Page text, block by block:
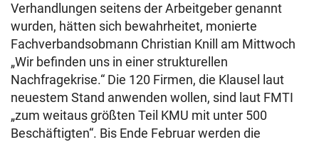
Verhandlungen seitens der Arbeitgeber genannt
wurden, hätten sich bewahrheitet, monierte
Fachverbandsobmann Christian Knill am Mittwoch
„Wir befinden uns in einer strukturellen
Nachfragekrise.“ Die 120 Firmen, die Klausel laut
neuestem Stand anwenden wollen, sind laut FMTI
„zum weitaus größten Teil KMU mit unter 500
Beschäftigten“. Bis Ende Februar werden die